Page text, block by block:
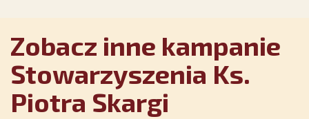
Zobacz inne kampanie
Stowarzyszenia Ks.
Piotra Skargi